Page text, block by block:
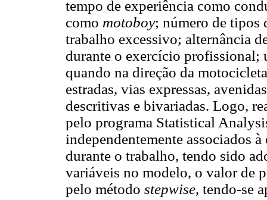
tempo de experiência como
como motoboy; número de tipos
trabalho excessivo; alternância
durante o exercício profissional;
quando na direção da
estradas, vias expressas,
descritivas e bivariadas. Logo,
pelo programa Statistical
independentemente associados
durante o trabalho, tendo sido
variáveis no modelo, o valor de
pelo método stepwise, tendo-se